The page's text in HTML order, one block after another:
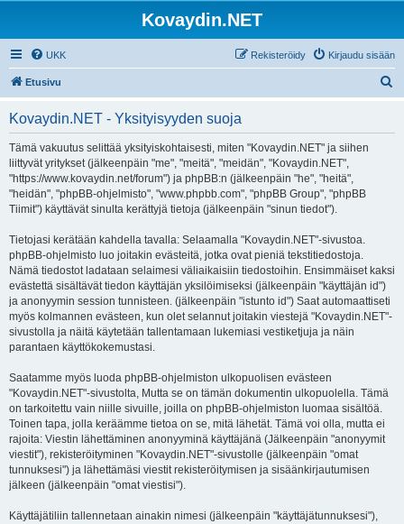
Kovaydin.NET
UKK Kirjaudu sisään
Rekisteröidy
Etusivu
Kovaydin.NET - Yksityisyyden suoja
Tämä vakuutus selittää yksityiskohtaisesti, miten "Kovaydin.NET" ja siihen
liittyvät yritykset (jälkeenpäin "me", "meitä", "meidän", "Kovaydin.NET",
"https://www.kovaydin.net/forum") ja phpBB:n (jälkeenpäin "he", "heitä",
"heidän", "phpBB-ohjelmisto", "www.phpbb.com", "phpBB Group", "phpBB
Tiimit") käyttävät sinulta kerättyjä tietoja (jälkeenpäin "sinun tiedot").
Tietojasi kerätään kahdella tavalla: Selaamalla "Kovaydin.NET"-sivustoa.
phpBB-ohjelmisto luo joitakin evästeitä, jotka ovat pieniä tekstitiedostoja.
Nämä tiedostot ladataan selaimesi väliaikaisiin tiedostoihin. Ensimmäiset kaksi
evästettä sisältävät tiedon käyttäjän yksilöimiseksi (jälkeenpäin "käyttäjän id")
ja anonyymin session tunnisteen. (jälkeenpäin "istunto id") Saat automaattiseti
myös kolmannen evästeen, kun olet selannut joitakin viestejä "Kovaydin.NET"-
sivustolla ja näitä käytetään tallentamaan lukemiasi vestiketjuja ja näin
parantaen käyttökokemustasi.
Saatamme myös luoda phpBB-ohjelmiston ulkopuolisen evästeen
"Kovaydin.NET"-sivustolta, Mutta se on tämän dokumentin ulkopuolella. Tämä
on tarkoitettu vain niille sivuille, joilla on phpBB-ohjelmiston luomaa sisältöä.
Toinen tapa, jolla keräämme tietoa on se, mitä lähetät. Tämä voi olla, mutta ei
rajoita: Viestin lähettäminen anonyyminä käyttäjänä (Jälkeenpäin "anonyymit
viestit"), rekisteröityminen "Kovaydin.NET"-sivustolle (jälkeenpäin "omat
tunnuksesi") ja lähettämäsi viestit rekisteröitymisen ja sisäänkirjautumisen
jälkeen (jälkeenpäin "omat viestisi").
Käyttäjätiliin tallennetaan ainakin nimesi (jälkeenpäin "käyttäjätunnuksesi"),